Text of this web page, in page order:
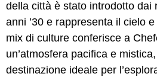
della città è stato introdotto dai
anni ’30 e rappresenta il cielo
mix di culture conferisce a
un’atmosfera pacifica e
destinazione ideale per